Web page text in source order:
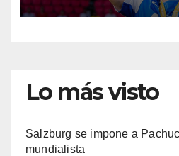
Lo más visto
Salzburg se impone a
mundialista